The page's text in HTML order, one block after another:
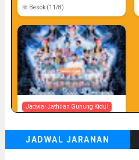
📅 Besok (11/8)
Jadwal Jathilan Gunung Kidul
Pruso
📅 Besok (11/8)
JADWAL JARANAN